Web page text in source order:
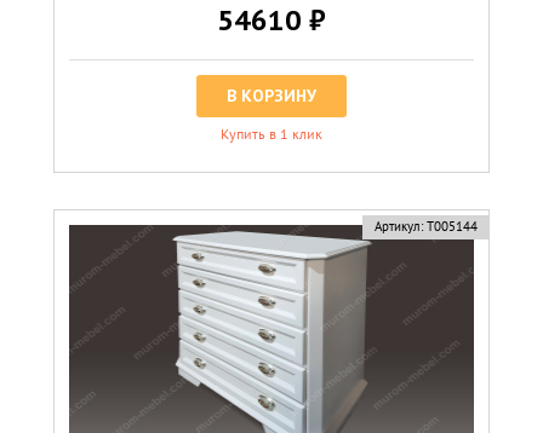
54610 ₽
В КОРЗИНУ
Купить в 1 клик
Артикул: Т005144